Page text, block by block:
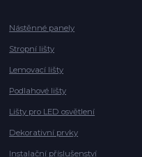
Nástěnné panely
Stropní lišty
Lemovací lišty
Podlahové lišty
Lišty pro LED osvětlení
Dekorativní prvky
Instalační příslušenství